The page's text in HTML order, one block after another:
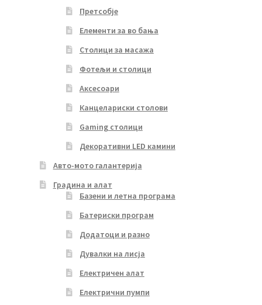
Претсобје
Елементи за во бања
Столици за масажа
Фотељи и столици
Аксесоари
Канцелариски столови
Gaming столици
Декоративни LED камини
Авто-мото галантерија
Градина и алат
Базени и летна програма
Батериски програм
Додатоци и разно
Дувалки на лисја
Електричен алат
Електрични пумпи